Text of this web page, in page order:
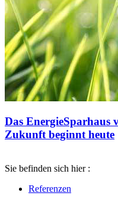
Das
Zukunft beginnt heute
Sie befinden sich hier :
Referenzen